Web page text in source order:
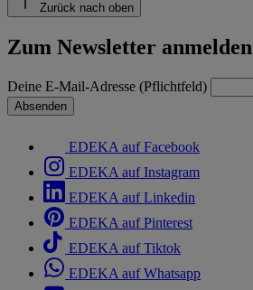
Zurück nach oben
Zum Newsletter anmelden
Deine E-Mail-Adresse (Pflichtfeld)
Absenden
EDEKA auf Facebook
EDEKA auf Instagram
EDEKA auf Linkedin
EDEKA auf Pinterest
EDEKA auf Tiktok
EDEKA auf Whatsapp